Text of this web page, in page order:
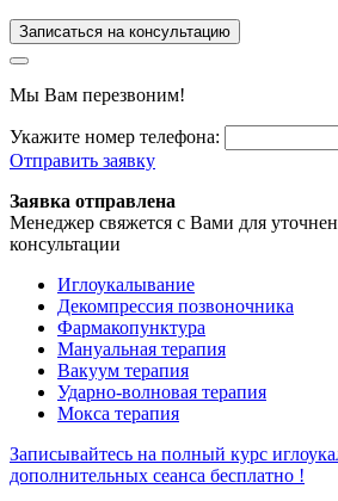
Записаться на консультацию
Мы Вам перезвоним!
Укажите номер телефона:
Отправить заявку
Заявка отправлена
Менеджер свяжется с Вами для
консультации
Иглоукалывание
Декомпрессия позвоночника
Фармакопунктура
Мануальная терапия
Вакуум терапия
Ударно-волновая терапия
Мокса терапия
Записывайтесь на полный курс
дополнительных сеанса бесплатно !